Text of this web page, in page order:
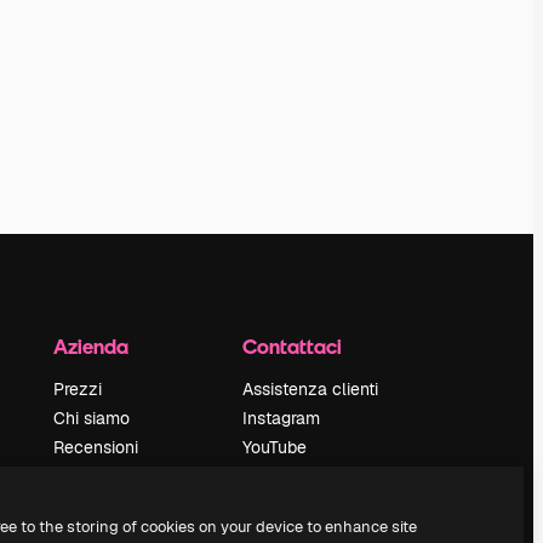
Azienda
Prezzi
Chi siamo
Recensioni
Blog
Contattaci
Assistenza clienti
Instagram
YouTube
Discord
to the storing of cookies on your device to enhance site